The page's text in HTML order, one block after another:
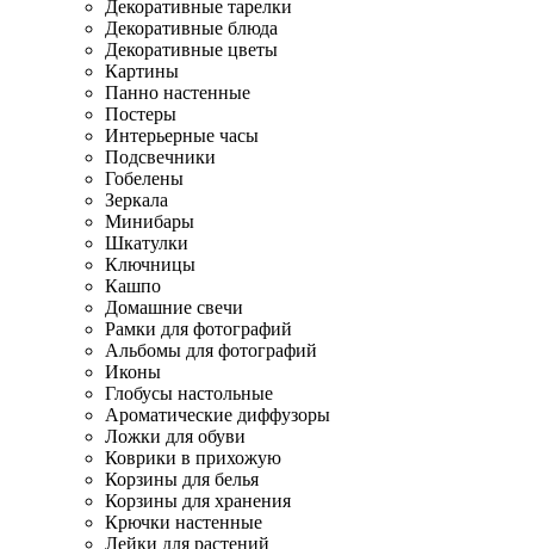
Декоративные тарелки
Декоративные блюда
Декоративные цветы
Картины
Панно настенные
Постеры
Интерьерные часы
Подсвечники
Гобелены
Зеркала
Минибары
Шкатулки
Ключницы
Кашпо
Домашние свечи
Рамки для фотографий
Альбомы для фотографий
Иконы
Глобусы настольные
Ароматические диффузоры
Ложки для обуви
Коврики в прихожую
Корзины для белья
Корзины для хранения
Крючки настенные
Лейки для растений